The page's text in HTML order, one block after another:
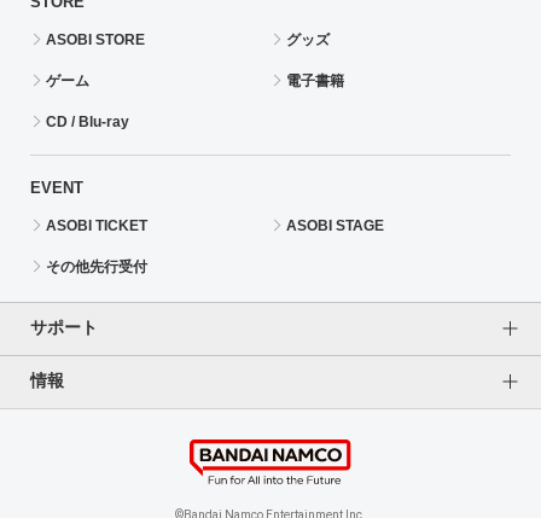
ASOBI STORE グッズ
ゲーム 電子書籍
CD / Blu-ray
EVENT
ASOBI TICKET ASOBI STAGE
その他先行受付
サポート
よくあるご質問（FAQ）
情報
個人情報保護方針
特定商取引法に基づく表記 企業情報
©Bandai Namco Entertainment Inc.